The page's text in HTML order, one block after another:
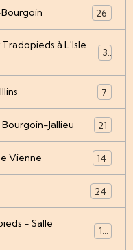
26
à L'Isle
3
7
Jallieu 21
Vienne 14
24
- Salle
12